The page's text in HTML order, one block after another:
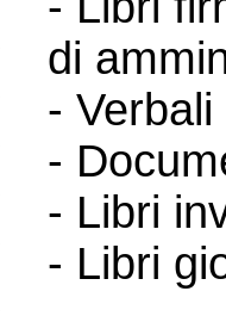
di
-
-
- Libri
- Libri